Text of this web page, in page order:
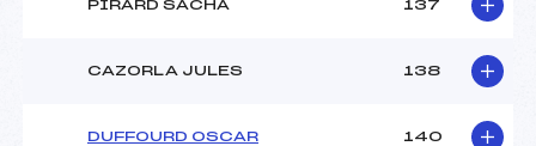
PIRARD SACHA 137
CAZORLA JULES 138
DUFFOURD OSCAR 140